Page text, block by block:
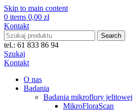
Skip to main content
0 items 0,00 zł
Kontakt
Search
tel.: 61 833 86 94
Szukaj
Kontakt
O nas
Badania
Badania mikroflory jelitowej
MikroFloraScan